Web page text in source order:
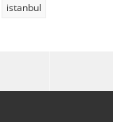
istanbul